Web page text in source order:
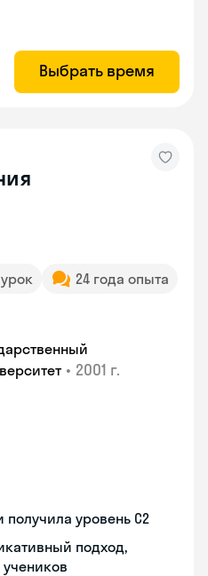
Выбрать время
24 года опыта
• 2001 г.
получила уровень С2
подход,